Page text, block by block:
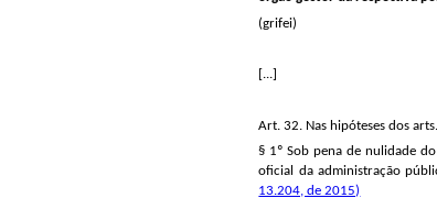
(grifei)
[...]
Art. 32. Nas hipóteses dos
§ 1º Sob pena de nulidade
oficial da administração
13.204, de 2015)